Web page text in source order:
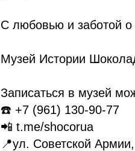
С любовью и заботой
Музей Истории
Записаться в музей
☎️ +7 (961) 130-90-77
📲 t.me/shocorua
📍ул. Советской